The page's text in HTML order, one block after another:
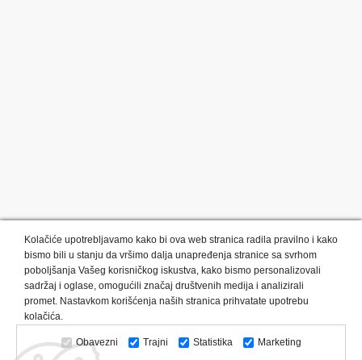
Kategorije proizvoda: Olovke i markeri
Privesci i trakice
Upaljači
USB Tehnologija Tekstil
Kačketi i kape
Notesi i rokovnici
Kancelarija Satovi
Kišobrani
Kolačiće upotrebljavamo kako bi ova web stranica radila pravilno i kako
bismo bili u stanju da vršimo dalja unapređenja stranice sa svrhom
poboljšanja Vašeg korisničkog iskustva, kako bismo personalizovali
sadržaj i oglase, omogućili značaj društvenih medija i analizirali
promet. Nastavkom korišćenja naših stranica prihvatate upotrebu
kolačića.
Obavezni Trajni Statistika Marketing